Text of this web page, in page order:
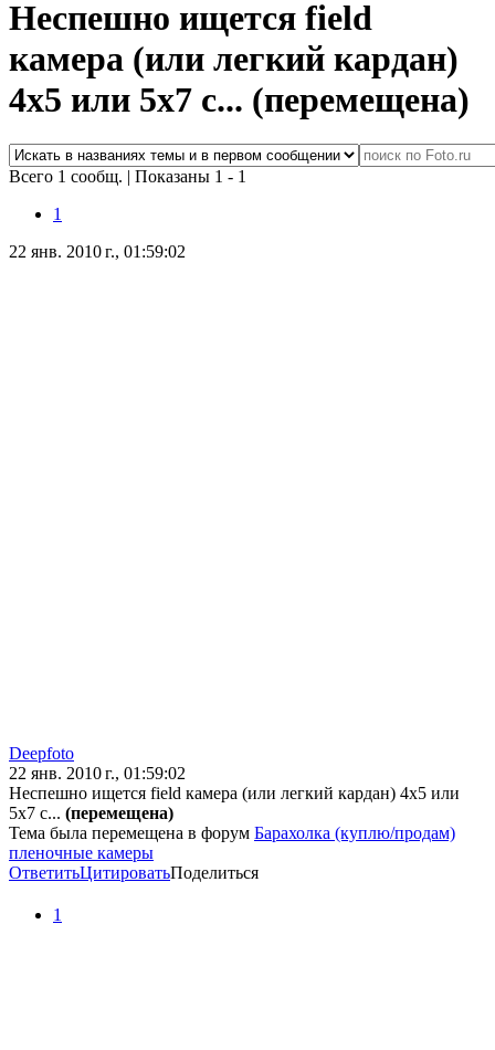
Неспешно ищется field
камера (или легкий кардан)
4х5 или 5х7 с... (перемещена)
Всего 1 сообщ. | Показаны 1 - 1
1
22 янв. 2010 г., 01:59:02
Deepfoto
22 янв. 2010 г., 01:59:02
Неспешно ищется field камера (или легкий кардан) 4х5 или
5х7 с... (перемещена)
Тема была перемещена в форум Барахолка (куплю/продам)
пленочные камеры
ОтветитьЦитироватьПоделиться
1